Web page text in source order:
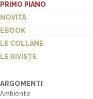
PRIMO PIANO
NOVITÀ
EBOOK
LE COLLANE
LE RIVISTE
ARGOMENTI
Ambiente